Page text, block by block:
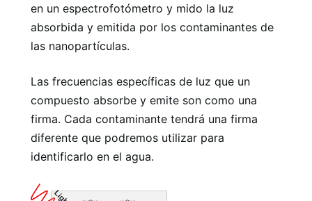
en un espectrofotómetro y mido la luz
absorbida y emitida por los contaminantes de
las nanopartículas.
Las frecuencias específicas de luz que un
compuesto absorbe y emite son como una
firma. Cada contaminante tendrá una firma
diferente que podremos utilizar para
identificarlo en el agua.